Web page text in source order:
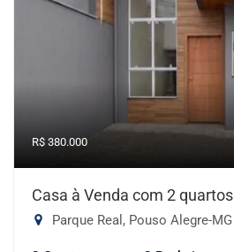
R$ 380.000
Casa à Venda com 2 quartos
Parque Real, Pouso Alegre-MG